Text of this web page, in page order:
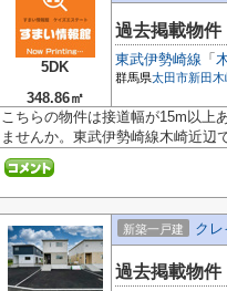
5DK
348.86㎡
過去掲載物件
東武伊勢崎線 「
群馬県太田市新田木
こちらの物件は接道幅が15m以上
ませんか。東武伊勢崎線木崎近
新築一戸建 ク
過去掲載物件